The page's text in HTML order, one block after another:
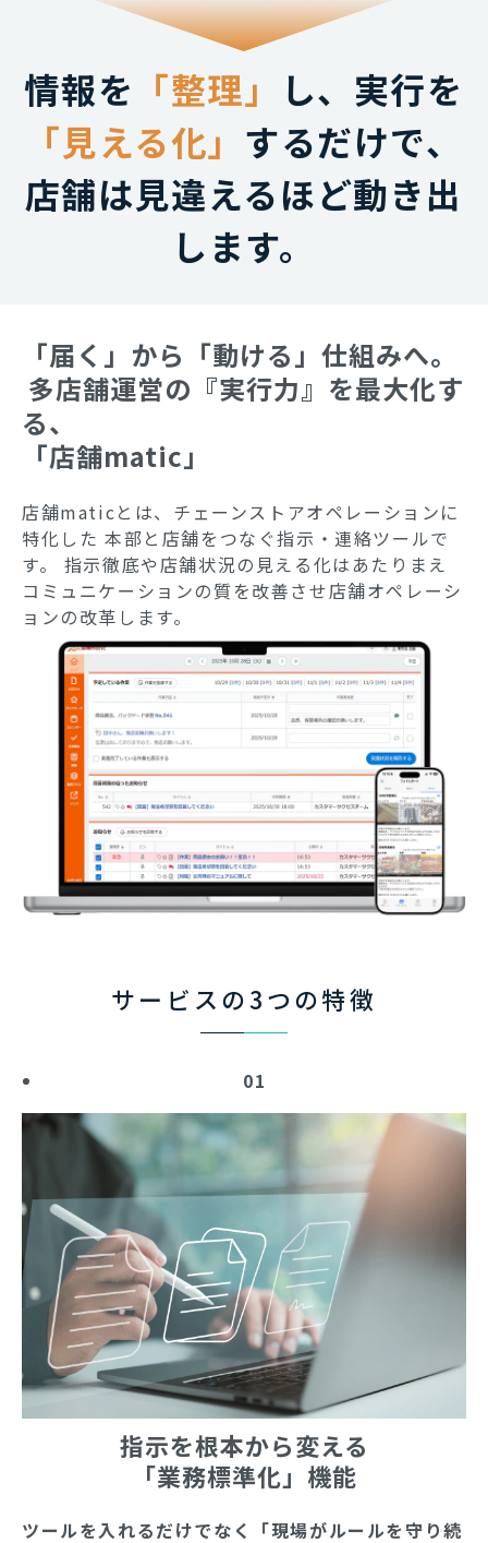
情報を 「整理」
し、実行を
「見える化」 するだけで、
店舗は見違えるほど動き出
します。
「届く」から「動ける」仕組みへ。
る、
「店舗matic」
店舗maticとは、チェーンストアオペレーションに
特化した 本部と店舗をつなぐ指示・連絡ツールで
す。 指示徹底や店舗状況の見える化はあたりまえ
コミュニケーションの質を改善させ店舗オペレーシ
ョンの改革します。
サービスの3つの特徴
01
指示を根本から変える
「業務標準化」機能
ツールを入れるだけでなく「現場がルールを守り続